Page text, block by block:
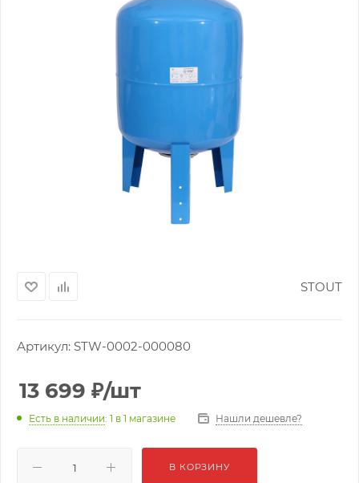
STOUT
Артикул: STW-0002-000080
13 699 ₽/шт
Есть в наличии: 1 в 1 магазине Нашли дешевле?
В КОРЗИНУ